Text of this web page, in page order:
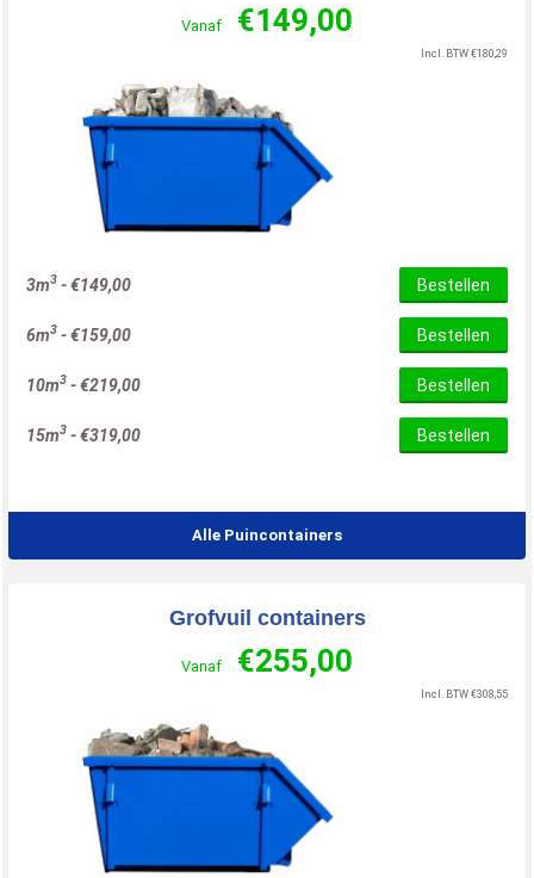
Vanaf €149,00
Incl. BTW €180,29
3m3 -€149,00 Bestellen
6m3 -€159,00 Bestellen
10m3 -€219,00 Bestellen
15m3 -€319,00 Bestellen
Alle Puincontainers
Grofvuil containers
Vanaf €255,00
Incl. BTW €308,55